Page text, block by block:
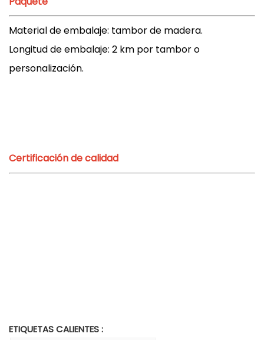
Material de embalaje: tambor de madera.
Longitud de embalaje: 2 km por tambor o
personalización.
Certificación de calidad
ETIQUETAS CALIENTES :